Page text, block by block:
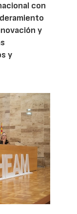
con
y
y